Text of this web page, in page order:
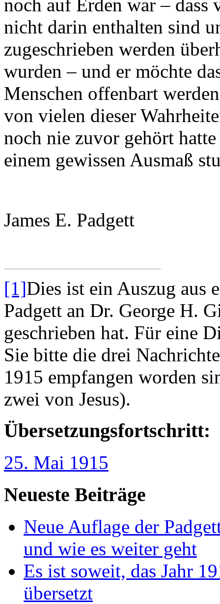
noch auf Erden war – dass
nicht darin enthalten sind
zugeschrieben werden
wurden – und er möchte
Menschen offenbart
von vielen dieser
noch nie zuvor gehört
einem gewissen Ausmaß
James E. Padgett
[1]Dies ist ein Auszug aus
Padgett an Dr. George H.
geschrieben hat. Für eine
Sie bitte die drei
1915 empfangen worden
zwei von Jesus).
Übersetzungsfortschritt:
25. Mai 1915
Neueste Beiträge
Neue Auflage der
und wie es weiter geht
Es ist soweit, das Jahr
übersetzt